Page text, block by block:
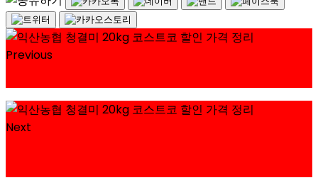
Previous
Next